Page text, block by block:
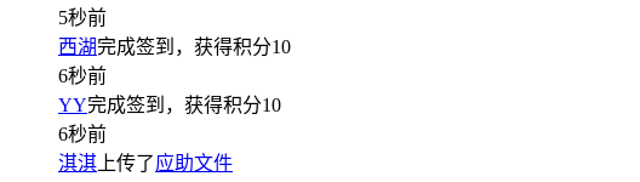
5秒前
西湖完成签到，获得积分10
6秒前
YY完成签到，获得积分10
6秒前
淇淇 上传了应助文件